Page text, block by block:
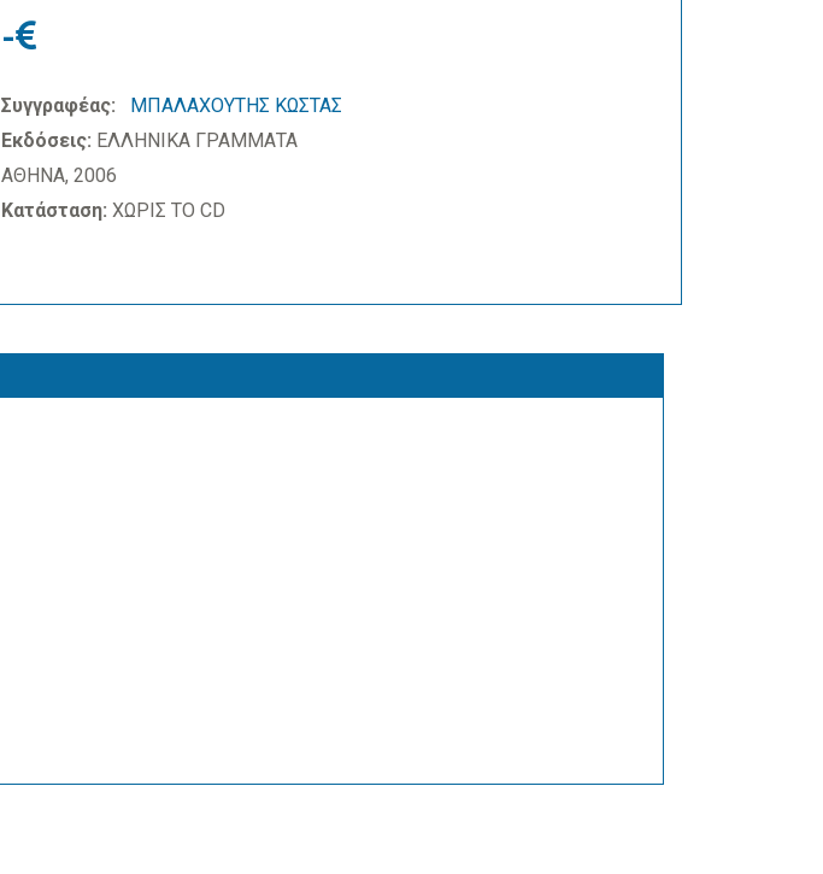
-
Συγγραφέας:
ΜΠΑΛΑΧΟΥΤΗΣ ΚΩΣΤΑΣ
Εκδόσεις: ΕΛΛΗΝΙΚΑ ΓΡΑΜΜΑΤΑ
ΑΘΗΝΑ, 2006
Κατάσταση: ΧΩΡΙΣ ΤΟ CD